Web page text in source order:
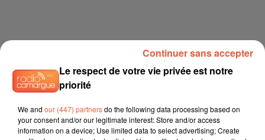
Le respect de votre vie privée est notre
priorité
We and our (447) partnersdo the following data processing based on
your consent and/or our legitimate interest: Store and/or access
information on a device; Use limited data to select advertising; Create
Continuer sans accepter